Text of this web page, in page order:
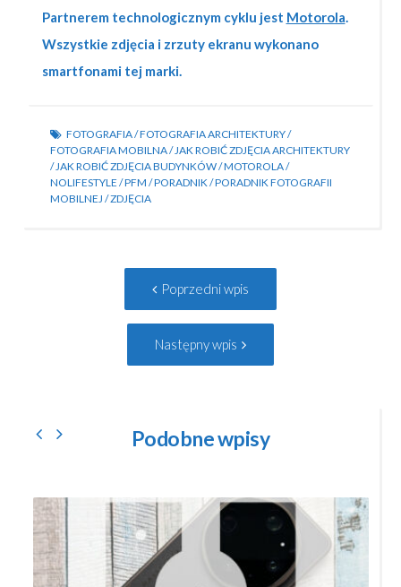
Partnerem technologicznym cyklu jest Motorola.
Wszystkie zdjęcia i zrzuty ekranu wykonano
smartfonami tej marki.
FOTOGRAFIA/FOTOGRAFIA ARCHITEKTURY/
FOTOGRAFIA MOBILNA/JAK ROBIĆ ZDJĘCIA ARCHITEKTURY
/JAK ROBIĆ ZDJĘCIA BUDYNKÓW/MOTOROLA/
NOLIFESTYLE /PFM /PORADNIK/PORADNIK FOTOGRAFII
MOBILNEJ /ZDJĘCIA
Poprzedni wpis
wpis:
Następny wpis
wpis:
Podobne wpisy